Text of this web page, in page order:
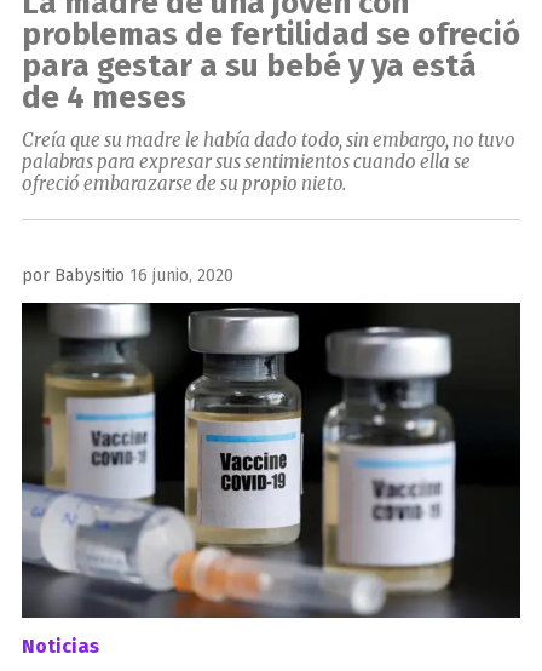
problemas de fertilidad se ofreció
para gestar a su bebé y ya está
de 4 meses
Creía que su madre le había dado todo, sin embargo, no tuvo
palabras para expresar sus sentimientos cuando ella se
ofreció embarazarse de su propio nieto.
por Babysitio Publicado
el
16 junio, 2020
Noticias